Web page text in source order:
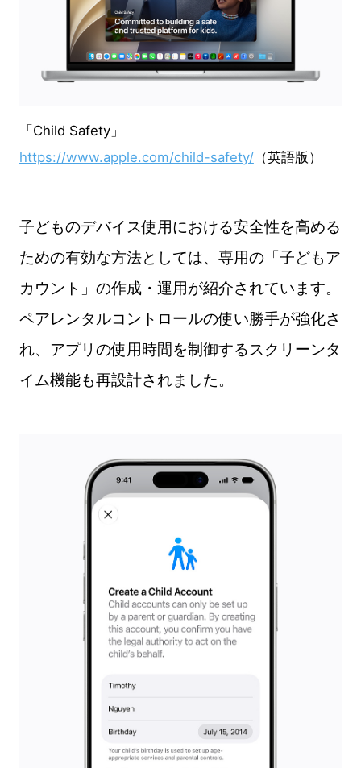
「Child Safety」
https://www.apple.com/child-safety/（英語版）
子どものデバイス使用における安全性を高める
ための有効な方法としては、専用の「子どもア
カウント」の作成・運用が紹介されています。
ペアレンタルコントロールの使い勝手が強化さ
れ、アプリの使用時間を制御するスクリーンタ
イム機能も再設計されました。